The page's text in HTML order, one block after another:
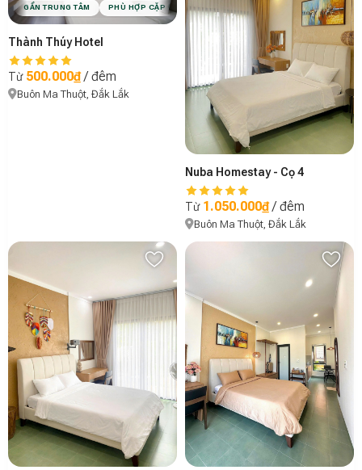
GẦN TRUNG TÂM PHÙ HỢP CẶP ĐÔI PHÙ HỢP GIA ĐÌNH VIBE MINIMAL
Thành Thúy Hotel
Từ 500.000₫/ đêm
Buôn Ma Thuột, Đắk Lắk
Nuba Homestay - Cọ 4
Từ 1.050.000₫/ đêm
Buôn Ma Thuột, Đắk Lắk